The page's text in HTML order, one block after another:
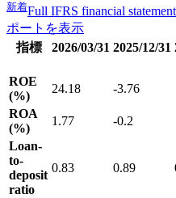
新着Full IFRS financial
ポートを表示
指標
2026/03/31 2025/12/31
ROE
(%)
24.18 -3.76
ROA
(%)
1.77 -0.2
Loan-
to-
deposit
ratio
0.83 0.89